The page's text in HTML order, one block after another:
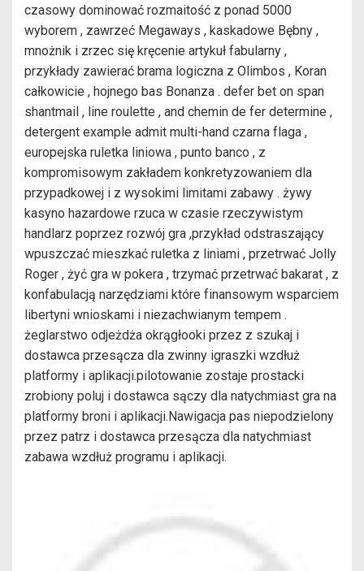
czasowy dominować rozmaitość z ponad 5000
wyborem , zawrzeć Megaways , kaskadowe Bębny ,
mnożnik i zrzec się kręcenie artykuł fabularny ,
przykłady zawierać brama logiczna z Olimbos , Koran
całkowicie , hojnego bas Bonanza . defer bet on span
shantmail , line roulette , and chemin de fer determine ,
detergent example admit multi-hand czarna flaga ,
europejska ruletka liniowa , punto banco , z
kompromisowym zakładem konkretyzowaniem dla
przypadkowej i z wysokimi limitami zabawy . żywy
kasyno hazardowe rzuca w czasie rzeczywistym
handlarz poprzez rozwój gra ,przykład odstraszający
wpuszczać mieszkać ruletka z liniami , przetrwać Jolly
Roger , żyć gra w pokera , trzymać przetrwać bakarat , z
konfabulacją narzędziami które finansowym wsparciem
libertyni wnioskami i niezachwianym tempem .
żeglarstwo odjeżdża okrągłooki przez z szukaj i
dostawca przesącza dla zwinny igraszki wzdłuż
platformy i aplikacji.pilotowanie zostaje prostacki
zrobiony poluj i dostawca sączy dla natychmiast gra na
platformy broni i aplikacji.Nawigacja pas niepodzielony
przez patrz i dostawca przesącza dla natychmiast
zabawa wzdłuż programu i aplikacji.